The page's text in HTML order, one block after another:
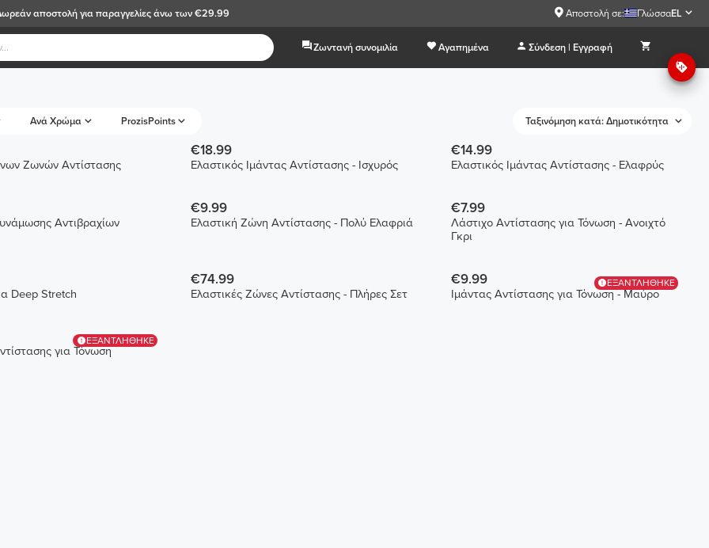
αποστολήγια παραγγελίες άνω των €29.99 Αποστολή σε: ΓλώσσαEL
Ζωντανή συνομιλία Αγαπημένα Σύνδεση | Εγγραφή
Ανά Χρώμα ProzisPoints Ταξινόμηση κατά: Δημοτικότητα
Ζωνών Αντίστασης
€18.99
Ελαστικός Ιμάντας Αντίστασης - Ισχυρός
€14.99
Ελαστικός Ιμάντας Αντίστασης - Ελαφρύς
Αντιβραχίων
€9.99
Ελαστική Ζώνη Αντίστασης - Πολύ Ελαφριά
€7.99
Λάστιχο Αντίστασης για Τόνωση - Ανοιχτό
Γκρι
Deep Stretch
€74.99
Ελαστικές Ζώνες Αντίστασης - Πλήρες Σετ
ΕΞΑΝΤΛΗΘΗΚΕ
€9.99
Ιμάντας Αντίστασης για Τόνωση - Μαύρο
ΕΞΑΝΤΛΗΘΗΚΕ
για Τόνωση